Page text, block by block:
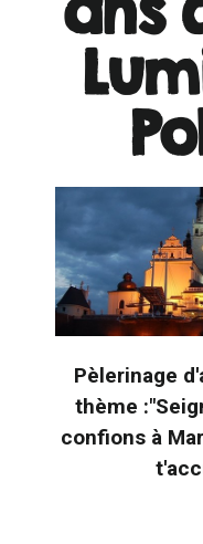
Pèlerinage
thème
confions à